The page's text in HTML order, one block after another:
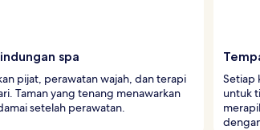
spa
pijat, perawatan wajah, dan terapi
Taman yang tenang menawarkan
setelah perawatan.
Setiap
untuk